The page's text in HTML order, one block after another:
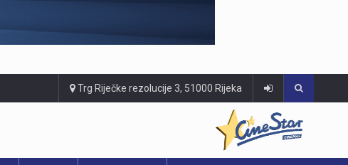
Trg Riječke rezolucije 3, 51000 Rijeka